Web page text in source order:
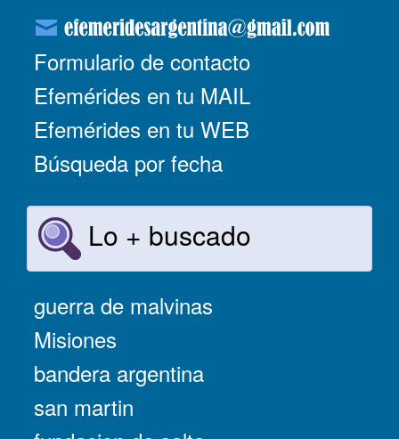
Formulario de contacto
Efemérides en tu MAIL
Efemérides en tu WEB
Búsqueda por fecha
Lo + buscado
guerra de malvinas
Misiones
bandera argentina
san martin